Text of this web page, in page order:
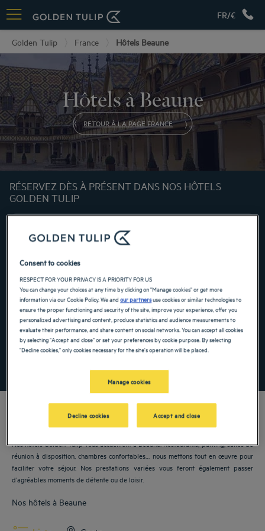
FR/€
Golden Tulip France Hôtels Beaune
Hôtels à Beaune
RETOUR À LA PAGE FRANCE
RÉSERVEZ DÈS À PRÉSENT DANS NOS HÔTELS
GOLDEN TULIP
Navigate forward to interact with the calendar and select a date. Press the
Navigate backward to interact with the
Ajouter un code
Nos hôtels Golden Tulip vous accueillent à Beaune. Restaurants, parking, salles de
réunion à disposition, chambres confortables… nous mettons tout en œuvre pour
faciliter votre séjour. Nos prestations variées vous feront également passer
d’agréables moments de détente ou de loisir.
Nos hôtels à Beaune
Consent to cookies
RESPECT FOR YOUR PRIVACY IS A PRIORITY FOR US
You can change your choices at any time by clicking on "Manage cookies" or get more
information via our Cookie Policy. We andour partnersuse cookies or similar technologies to
ensure the proper functioning and security of the site, improve your experience, offer you
personalized advertising and content, produce statistics and audience measurements to
evaluate their performance, and share content on social networks. You can accept all cookies
by selecting "Accept and close" or set your preferences by cookie purpose. By selecting
"Decline cookies," only cookies necessary for the site's operation will be placed.
Manage cookies
Decline cookies Accept and close